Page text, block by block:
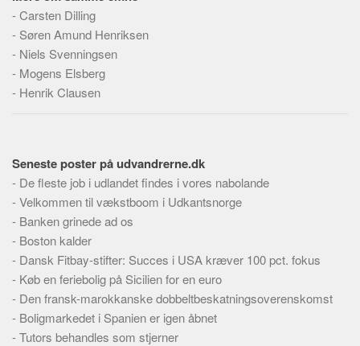
-Carsten Dilling
- Søren Amund Henriksen
- Niels Svenningsen
- Mogens Elsberg
- Henrik Clausen
Seneste poster på udvandrerne.dk
- De fleste job i udlandet findes i vores nabolande
-Velkommen til vækstboom i Udkantsnorge
- Banken grinede ad os
- Boston kalder
- Dansk Fitbay-stifter: Succes i USA kræver 100 pct. fokus
- Køb en feriebolig på Sicilien for en euro
- Den fransk-marokkanske dobbeltbeskatningsoverenskomst
- Boligmarkedet i Spanien er igen åbnet
-Tutors behandles som stjerner